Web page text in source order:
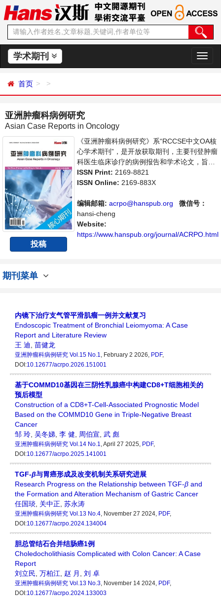
学术期刊
切
换
首页
亚洲肿瘤科病例研究
Asian Case Reports in Oncology
投稿
《亚洲肿瘤科病例研究》系“RCCSE中文OA核
心学术期刊”，是开放获取期刊，主要刊登肿瘤
科医生临床诊疗的病例报告和学术论文，旨在
为世界范围内的医生、学者及医疗工作者提供
一个传播、分享和讨论交流的平台。
ISSN Print: 2169-8821
ISSN Online: 2169-883X
编辑邮箱: acrpo@hanspub.org
微信号：
hansi-cheng
Website:
https://www.hanspub.org/journal/ACRPO.html
期刊菜单
内镜下治疗支气管平滑肌瘤一例并文献复习
Endoscopic Treatment of Bronchial Leiomyoma: A Case
Report and Literature Review
王 迪 苗健龙
亚洲肿瘤科病例研究 Vol.15 No.1 , February 2 2026, PDF,
DOI:10.12677/acrpo.2026.151001
基于COMMD10基因在三阴性乳腺癌中构建CD8+T细胞相关的
预后模型
Construction of a CD8+T-Cell-Associated Prognostic Model
Based on the COMMD10 Gene in Triple-Negative Breast
Cancer
邹 玲 吴冬娣 李 健 周伯宣 武 彪
亚洲肿瘤科病例研究 Vol.14 No.1 , April 27 2025, PDF,
DOI:10.12677/acrpo.2025.141001
TGF-β与胃癌形成及改变机制关系研究进展
Research Progress on the Relationship between TGF-β and
the Formation and Alteration Mechanism of Gastric Cancer
任国琰 关中正 苏永涛
亚洲肿瘤科病例研究 Vol.13 No.4 , November 27 2024, PDF,
DOI:10.12677/acrpo.2024.134004
胆总管结石合并结肠癌1例
Choledocholithiasis Complicated with Colon Cancer: A Case
Report
刘立民 万柏江 赵 月 刘 卓
亚洲肿瘤科病例研究 Vol.13 No.3 , November 14 2024, PDF,
DOI:10.12677/acrpo.2024.133003